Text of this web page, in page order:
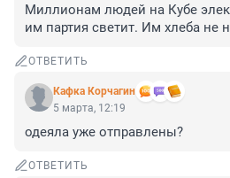
Миллионам людей на Кубе
им партия светит. Им хлеба не
ОТВЕТИТЬ
Кафка Корчагин
5 марта, 12:19
одеяла уже отправлены?
ОТВЕТИТЬ